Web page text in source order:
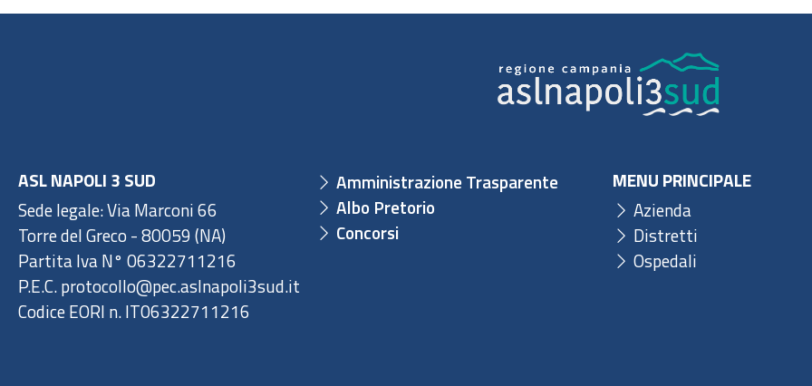
ASL NAPOLI 3 SUD
Sede legale: Via Marconi 66
Torre del Greco - 80059 (NA)
Partita Iva N° 06322711216
P.E.C. protocollo@pec.aslnapoli3sud.it
Codice EORI n. IT06322711216
Amministrazione Trasparente
Albo Pretorio
Concorsi
MENU PRINCIPALE
Azienda
Distretti
Ospedali